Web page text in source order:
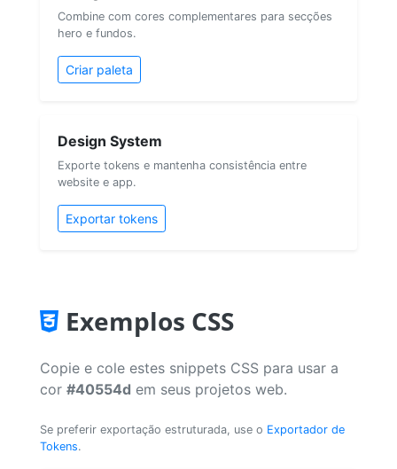
Combine com cores complementares para secções
hero e fundos.
Criar paleta
Design System
Exporte tokens e mantenha consistência entre
website e app.
Exportar tokens
Exemplos CSS
Copie e cole estes snippets CSS para usar a
cor #40554d em seus projetos web.
Se preferir exportação estruturada, use o Exportador de
Tokens.